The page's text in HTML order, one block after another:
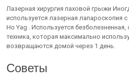
Лазерная хирургия паховой грыжи
используется лазерная лапароскопия
Ho Yag . Используется
техника, которая максимально
возвращаются домой через 1 день.
Советы